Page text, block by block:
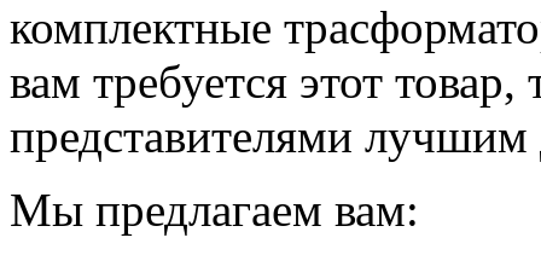
комплектные
вам требуется этот
представителями лучшим
Мы предлагаем вам: